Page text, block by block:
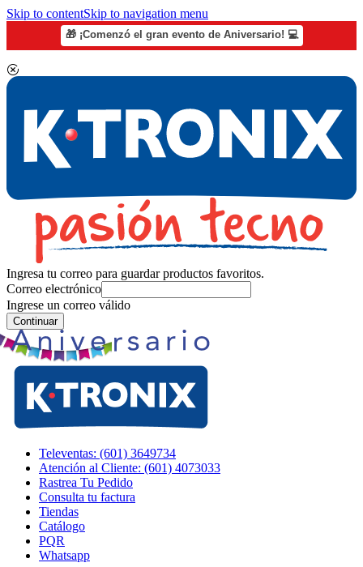
Skip to contentSkip to navigation menu
🎁 ¡Comenzó el gran evento de Aniversario! 💻
Ingresa tu correo para guardar productos favoritos.
Correo electrónico
Ingrese un correo válido
Continuar
Televentas: (601) 3649734
Atención al Cliente: (601) 4073033
Rastrea Tu Pedido
Consulta tu factura
Tiendas
Catálogo
PQR
Whatsapp